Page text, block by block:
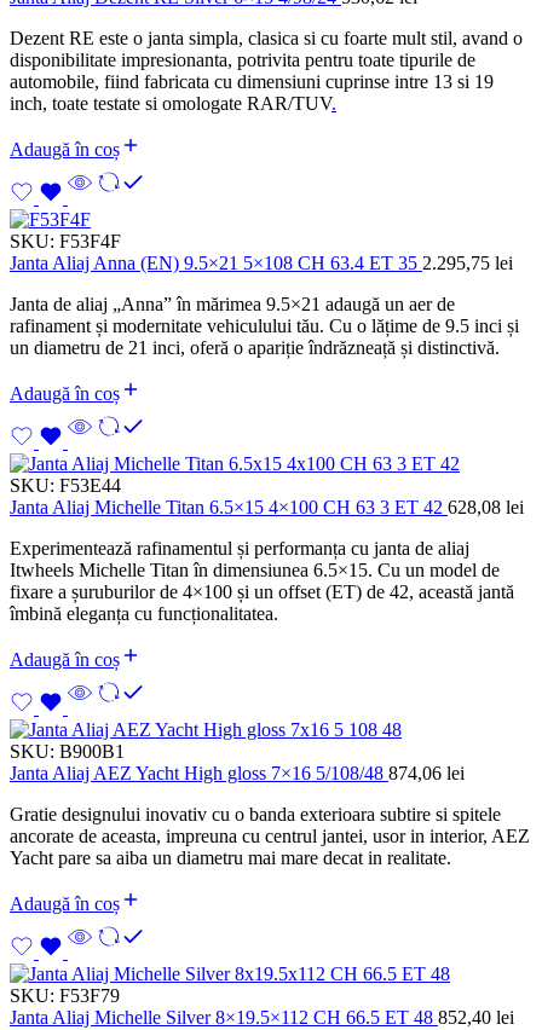
Dezent RE este o janta simpla, clasica si cu foarte mult stil, avand o
disponibilitate impresionanta, potrivita pentru toate tipurile de
automobile, fiind fabricata cu dimensiuni cuprinse intre 13 si 19
inch, toate testate si omologate RAR/TUV.
Adaugă în coș
SKU: F53F4F
Janta Aliaj Anna (EN) 9.5×21 5×108 CH 63.4 ET 35 2.295,75 lei
Janta de aliaj „Anna” în mărimea 9.5×21 adaugă un aer de
rafinament și modernitate vehiculului tău. Cu o lățime de 9.5 inci și
un diametru de 21 inci, oferă o apariție îndrăzneață și distinctivă.
Adaugă în coș
SKU: F53E44
Janta Aliaj Michelle Titan 6.5×15 4×100 CH 63 3 ET 42 628,08 lei
Experimentează rafinamentul și performanța cu janta de aliaj
Itwheels Michelle Titan în dimensiunea 6.5×15. Cu un model de
fixare a șuruburilor de 4×100 și un offset (ET) de 42, această jantă
îmbină eleganța cu funcționalitatea.
Adaugă în coș
SKU: B900B1
Janta Aliaj AEZ Yacht High gloss 7×16 5/108/48 874,06 lei
Gratie designului inovativ cu o banda exterioara subtire si spitele
ancorate de aceasta, impreuna cu centrul jantei, usor in interior, AEZ
Yacht pare sa aiba un diametru mai mare decat in realitate.
Adaugă în coș
SKU: F53F79
Janta Aliaj Michelle Silver 8×19.5×112 CH 66.5 ET 48 852,40 lei